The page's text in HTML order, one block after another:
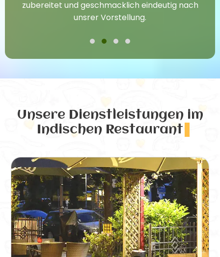
zubereitet und geschmacklich eindeutig nach
unsrer Vorstellung.
Unsere Dienstleistungen im
Indischen Restaurant